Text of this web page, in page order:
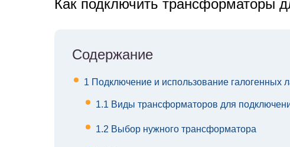
Как подключить трансформаторы
Содержание
1 Подключение и использование галогенных
1.1 Виды трансформаторов для
1.2 Выбор нужного трансформатора